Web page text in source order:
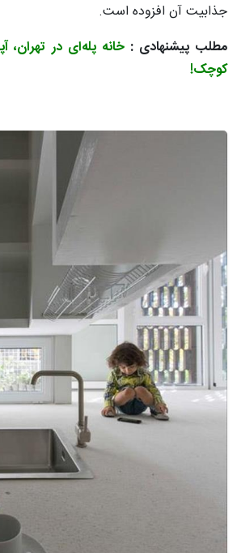
جذابیت آن افزوده است.
مطلب پیشنهادی :خانه پله‌ای در تهران،
کوچک!